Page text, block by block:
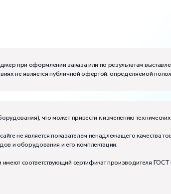
при оформлении заказа или по результатам
не является публичной офертой, определяемой
что может привести к изменению
не является показателем ненадлежащего качества
и оборудования и его комплектации.
соответствующий сертификат производителя